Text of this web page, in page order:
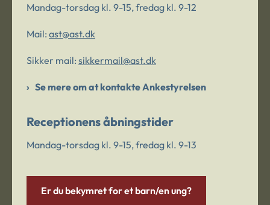
Mandag-torsdag kl. 9-15, fredag kl. 9-12
Mail: ast@ast.dk
Sikker mail: sikkermail@ast.dk
Se mere om at kontakte Ankestyrelsen
Receptionens åbningstider
Mandag-torsdag kl. 9-15, fredag kl. 9-13
Er du bekymret for et barn/en ung?